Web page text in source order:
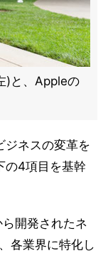
)と、Appleの
ジネスの変革を
の4項目を基幹
開発されたネ
各業界に特化し